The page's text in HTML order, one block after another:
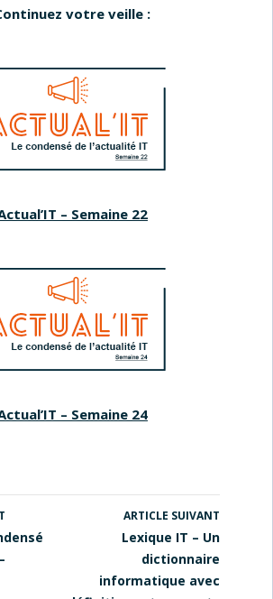
votre veille :
– Semaine 22
– Semaine 24
ARTICLE SUIVANT
Lexique IT – Un
dictionnaire
informatique avec